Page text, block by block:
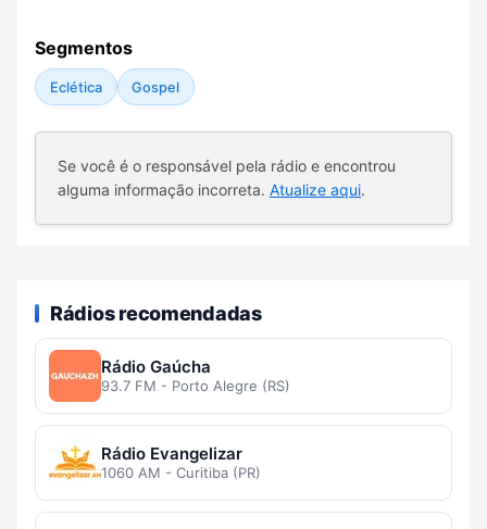
Segmentos
Eclética Gospel
Se você é o responsável pela rádio e encontrou
alguma informação incorreta. Atualize aqui.
Rádios recomendadas
Rádio Gaúcha
93.7 FM - Porto Alegre (RS)
Rádio Evangelizar
1060 AM - Curitiba (PR)